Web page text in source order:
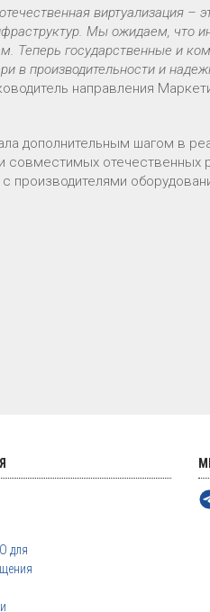
виртуализация –
Мы ожидаем, что
Теперь государственные и
в производительности и
направления
дополнительным шагом в
отечественных
производителями
для